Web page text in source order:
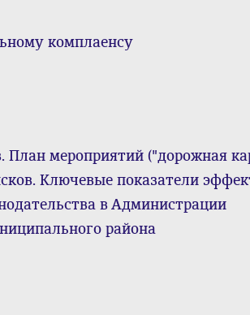
комплаенсу
План мероприятий ("дорожная
Ключевые показатели
в Администрации
района